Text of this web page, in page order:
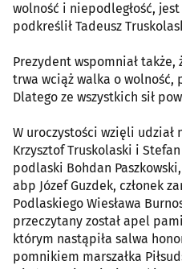
wolność i niepodległość,
podkreślił Tadeusz
Prezydent wspomniał
trwa wciąż walka o wolność,
Dlatego ze wszystkich sił
W uroczystości wzięli udział
Krzysztof Truskolaski i
podlaski Bohdan
abp Józef Guzdek, członek
Podlaskiego Wiesława
przeczytany został apel
którym nastąpiła salwa
pomnikiem marszałka